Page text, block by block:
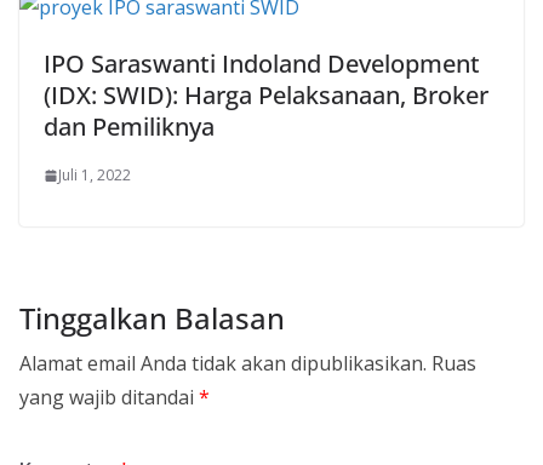
IPO Saraswanti Indoland Development
(IDX: SWID): Harga Pelaksanaan, Broker
dan Pemiliknya
Juli 1, 2022
Tinggalkan Balasan
Alamat email Anda tidak akan dipublikasikan. Ruas
yang wajib ditandai *